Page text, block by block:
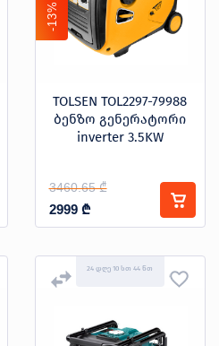
-13%
TOLSEN TOL2297-79988
ბენზო გენერატორი
inverter 3.5KW
3460.65 ₾
2999 ₾
24 დღე 10 სთ 44 წთ